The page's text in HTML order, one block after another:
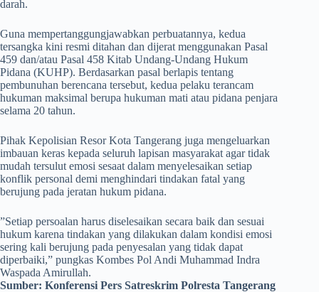
darah.
​Guna mempertanggungjawabkan perbuatannya, kedua
tersangka kini resmi ditahan dan dijerat menggunakan Pasal
459 dan/atau Pasal 458 Kitab Undang-Undang Hukum
Pidana (KUHP). Berdasarkan pasal berlapis tentang
pembunuhan berencana tersebut, kedua pelaku terancam
hukuman maksimal berupa hukuman mati atau pidana penjara
selama 20 tahun.
​Pihak Kepolisian Resor Kota Tangerang juga mengeluarkan
imbauan keras kepada seluruh lapisan masyarakat agar tidak
mudah tersulut emosi sesaat dalam menyelesaikan setiap
konflik personal demi menghindari tindakan fatal yang
berujung pada jeratan hukum pidana.
​”Setiap persoalan harus diselesaikan secara baik dan sesuai
hukum karena tindakan yang dilakukan dalam kondisi emosi
sering kali berujung pada penyesalan yang tidak dapat
diperbaiki,” pungkas Kombes Pol Andi Muhammad Indra
Waspada Amirullah.
Sumber: Konferensi Pers Satreskrim Polresta Tangerang